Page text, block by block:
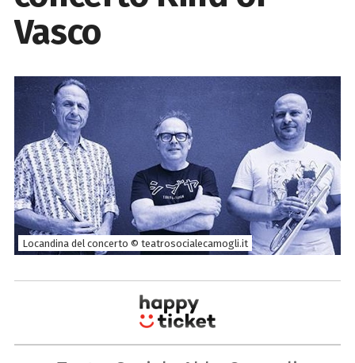
Vasco
Locandina del concerto © teatrosocialecamogli.it